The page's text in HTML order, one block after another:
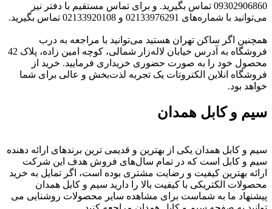
09302906860 تماس بگیرید. و برای تماس مستقیم با دفتر نیز
می‌توانید با شماره‌های 02133976291 و 02133920108 تماس بگیرید.
همچنین اگر ساکن تهران هستید می‌توانید با مراجعه به درب
فروشگاه به آدرس خیابان لاله‌زار شمالی، کوچه امین زاده، پلاک 42
محصول خود را به صورت حضوری خریداری فرمایید. خرید از
فروشگاه انلاین الکتروتات یک تجربه لذت‌بخش و عالی برای شما
خواهد بود.
سیم و کابل همدان
سیم و کابل همدان یکی از بهترین و قدیمی ترین برندهای ارائه دهنده
سیم و کابل است که در تمام سال‌های فروش هدف این شرکت
ارائه بهترین کیفیت و رضایت مشتری بوده است، اگر تمایل به خرید
محصولات الکتریکی با کیفیت بالا را دارید سیم و کابل همدان
پیشنهاد ما به شماست برای مشاهده سایر محصولات روشنایی می